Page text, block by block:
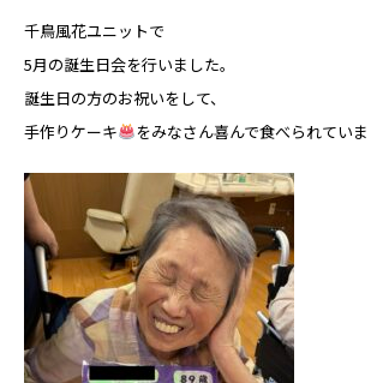
千鳥風花ユニットで
5月の誕生日会を行いました。
誕生日の方のお祝いをして、
手作りケーキ
をみなさん喜んで食べられていま